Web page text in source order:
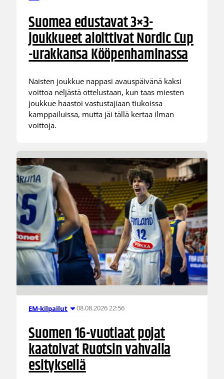
Suomea edustavat 3×3-
joukkueet aloittivat Nordic Cup
-urakkansa Kööpenhaminassa
Naisten joukkue nappasi avauspäivänä kaksi
voittoa neljästä ottelustaan, kun taas miesten
joukkue haastoi vastustajiaan tiukoissa
kamppailuissa, mutta jäi tällä kertaa ilman
voittoja.
EM-kilpailut 08.08.2026 22:56
Suomen 16-vuotiaat pojat
kaatoivat Ruotsin vahvalla
esityksellä